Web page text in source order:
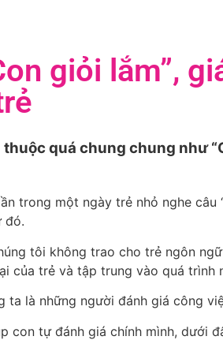
giỏi lắm”,
quá chung chung như
trong một ngày trẻ nhỏ nghe câu
đó.
tôi không trao cho trẻ ngôn
của trẻ và tập trung vào quá trình
ta là những người đánh giá công
con tự đánh giá chính mình, dưới